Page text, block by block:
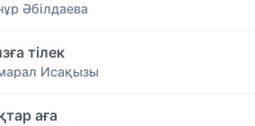
Әбілдаева
тілек
Исақызы
аға